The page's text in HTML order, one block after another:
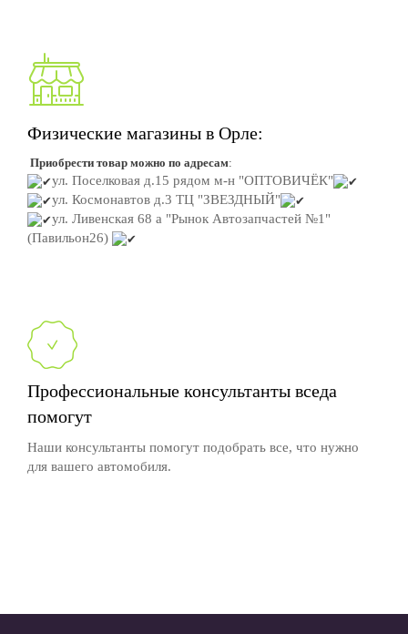
Физические магазины в Орле:
Приобрести товар можно по адресам:
ул. Поселковая д.15 рядом м-н "ОПТОВИЧЁК"
ул. Космонавтов д.3 ТЦ "ЗВЕЗДНЫЙ"
ул. Ливенская 68 а "Рынок Автозапчастей №1"
(Павильон26)
Профессиональные консультанты вседа
помогут
Наши консультанты помогут подобрать все, что нужно
для вашего автомобиля.